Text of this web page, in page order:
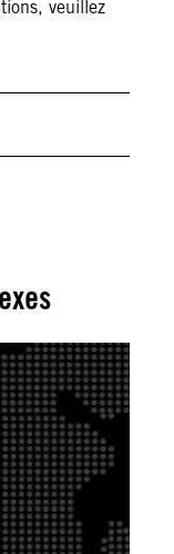
veuillez